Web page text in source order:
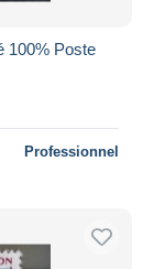
100% Poste
Professionnel